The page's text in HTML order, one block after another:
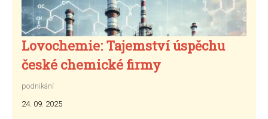
Lovochemie: Tajemství úspěchu
české chemické firmy
podnikání
24. 09. 2025